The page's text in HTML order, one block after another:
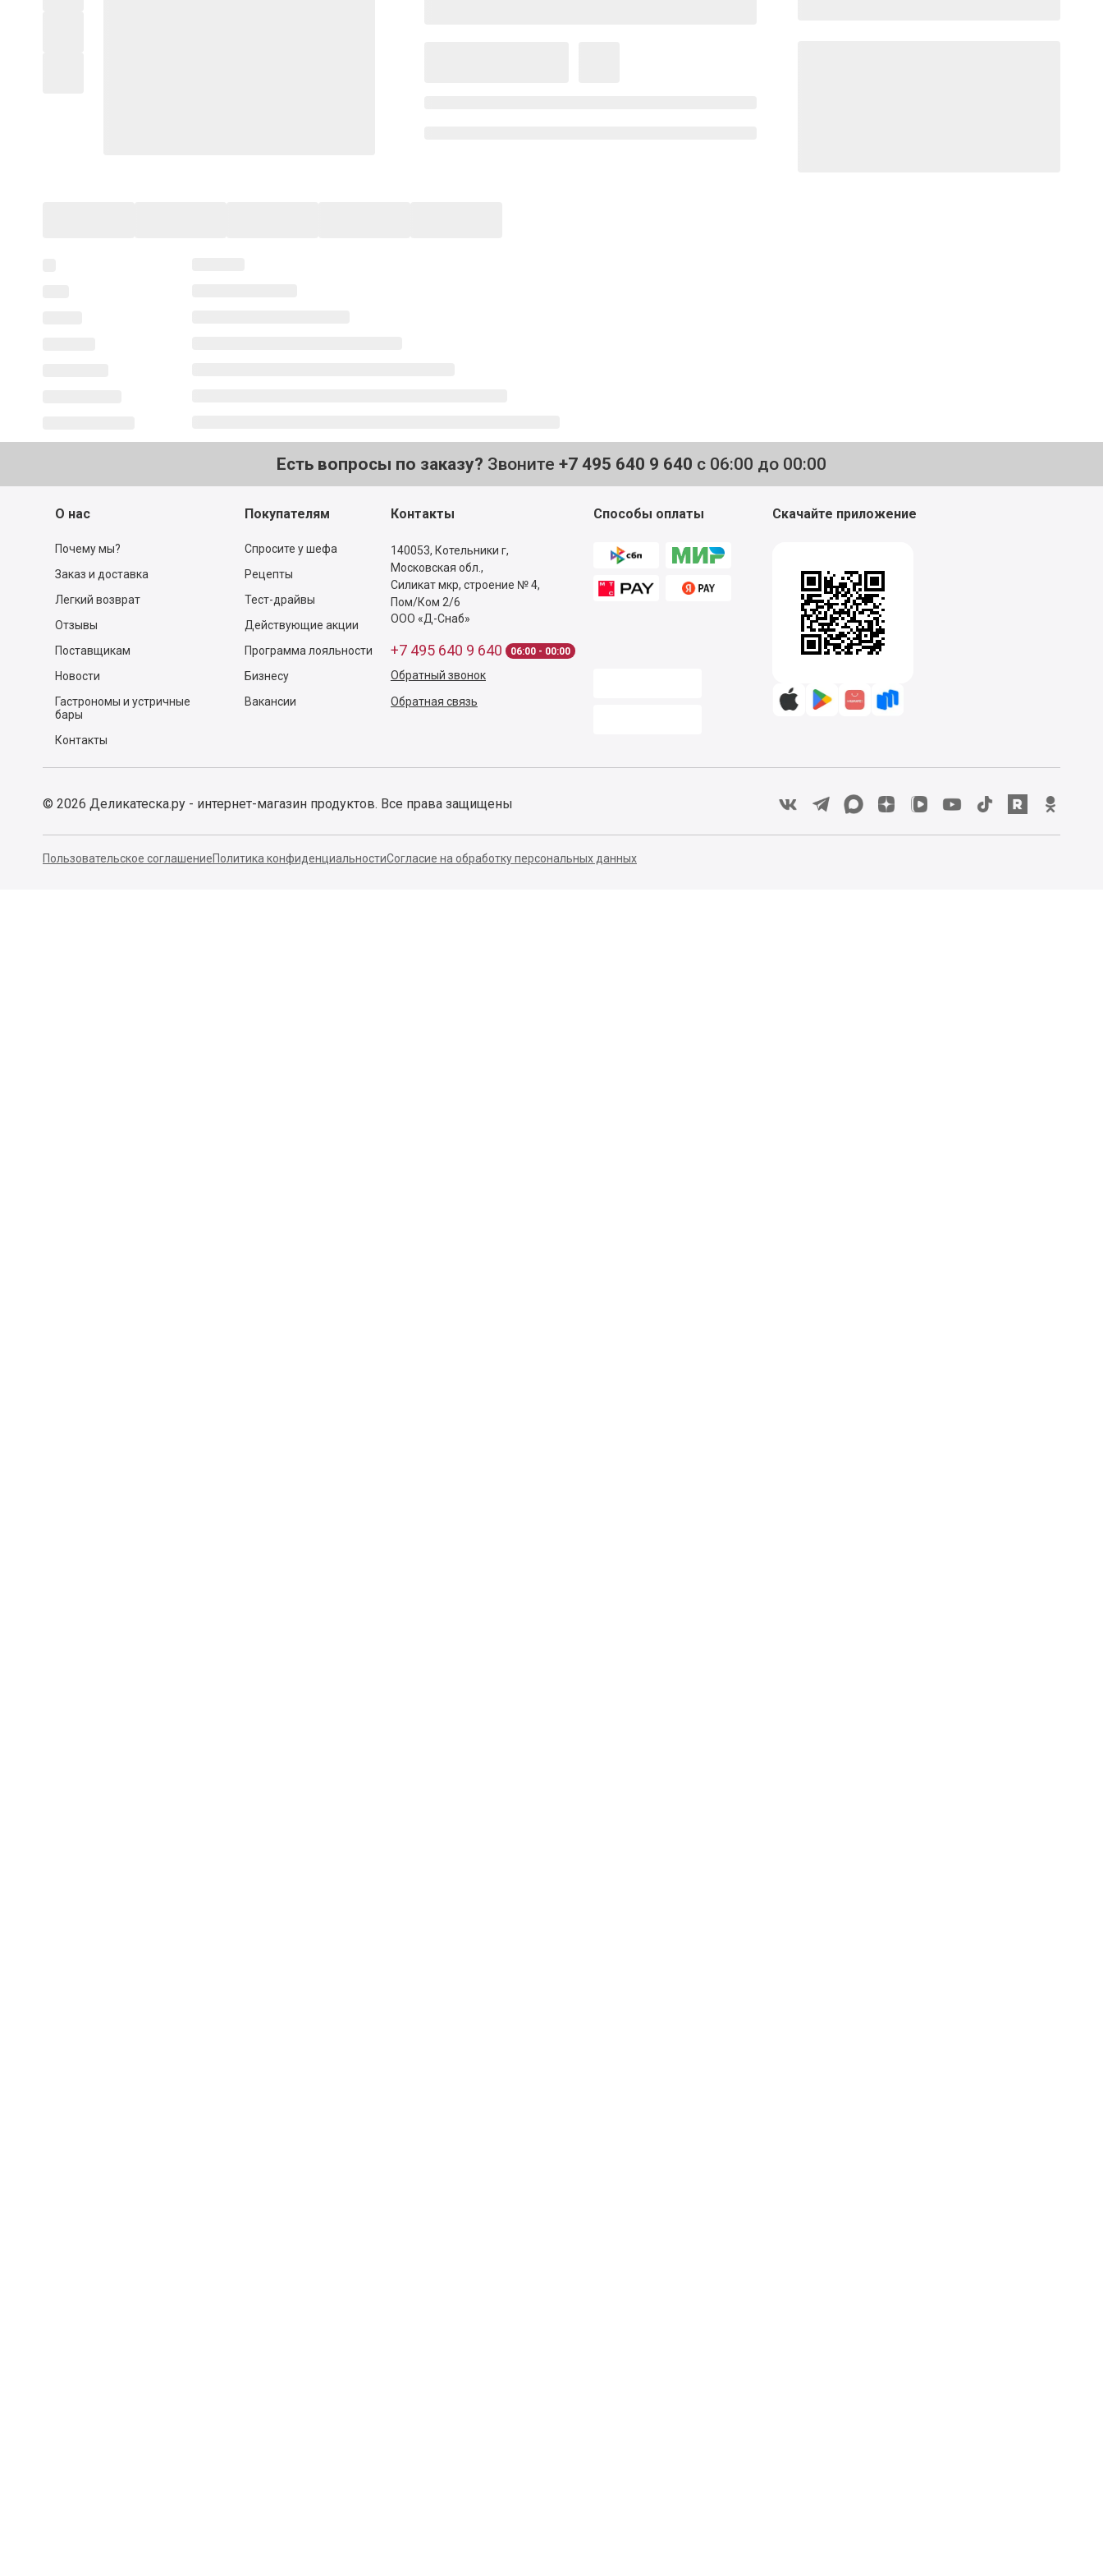
Есть вопросы по заказу? Звоните +7 495 640 9 640 с 06:00 до 00:00
О нас
Почему мы?
Заказ и доставка
Легкий возврат
Отзывы
Поставщикам
Новости
Гастрономы и устричные
бары
Контакты
Покупателям
Спросите у шефа
Рецепты
Тест-драйвы
Действующие акции
Программа лояльности
Бизнесу
Вакансии
Контакты
140053, Котельники г,
Московская обл.,
Силикат мкр, строение № 4,
Пом/Ком 2/6
ООО «Д-Снаб»
+7 495 640 9 640 06:00 - 00:00
Обратный звонок
Обратная связь
Способы оплаты Скачайте приложение
© 2026 Деликатеска.ру - интернет-магазин продуктов. Все права защищены
Пользовательское соглашениеПолитика конфиденциальностиСогласие на обработку персональных данных